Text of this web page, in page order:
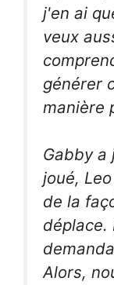
j'en ai
veux
générer
manière
Gabby a
joué,
de la
déplace.
Alors,